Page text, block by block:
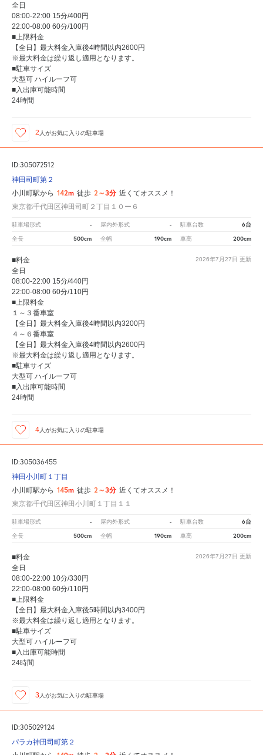
全日
08:00-22:00 15分/400円
22:00-08:00 60分/100円
■上限料金
【全日】最大料金入庫後4時間以内2600円
※最大料金は繰り返し適用となります。
■駐車サイズ
大型可 ハイルーフ可
■入出庫可能時間
24時間
2 人がお気に入りの駐車場
ID:305072512
神田司町第２
小川町駅から 142m 徒歩 2～3分 近くてオススメ！
東京都千代田区神田司町２丁目１０ー６
駐車場形式 - 屋内外形式 - 駐車台数 6台
全長 500cm 全幅 190cm 車高 200cm
2026年7月27日 更新
■料金
全日
08:00-22:00 15分/440円
22:00-08:00 60分/110円
■上限料金
１～３番車室
【全日】最大料金入庫後4時間以内3200円
４～６番車室
【全日】最大料金入庫後4時間以内2600円
※最大料金は繰り返し適用となります。
■駐車サイズ
大型可 ハイルーフ可
■入出庫可能時間
24時間
4 人がお気に入りの駐車場
ID:305036455
神田小川町１丁目
小川町駅から 145m 徒歩 2～3分 近くてオススメ！
東京都千代田区神田小川町１丁目１１
駐車場形式 - 屋内外形式 - 駐車台数 6台
全長 500cm 全幅 190cm 車高 200cm
2026年7月27日 更新
■料金
全日
08:00-22:00 10分/330円
22:00-08:00 60分/110円
■上限料金
【全日】最大料金入庫後5時間以内3400円
※最大料金は繰り返し適用となります。
■駐車サイズ
大型可 ハイルーフ可
■入出庫可能時間
24時間
3 人がお気に入りの駐車場
ID:305029124
パラカ神田司町第２